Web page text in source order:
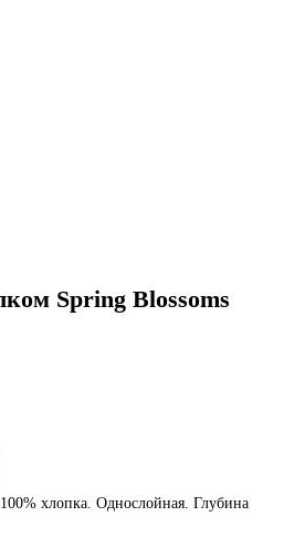
Spring Blossoms
хлопка. Однослойная. Глубина